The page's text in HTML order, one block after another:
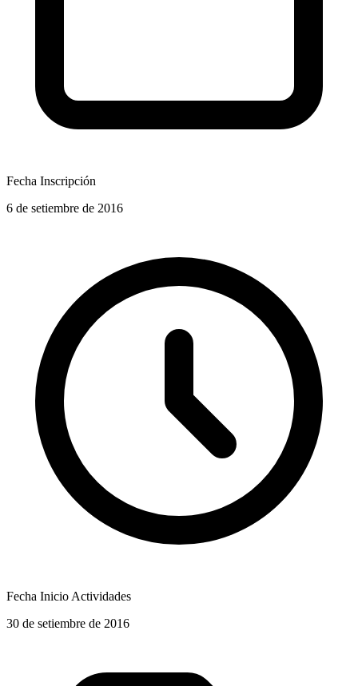
Fecha Inscripción
6 de setiembre de 2016
Fecha Inicio Actividades
30 de setiembre de 2016